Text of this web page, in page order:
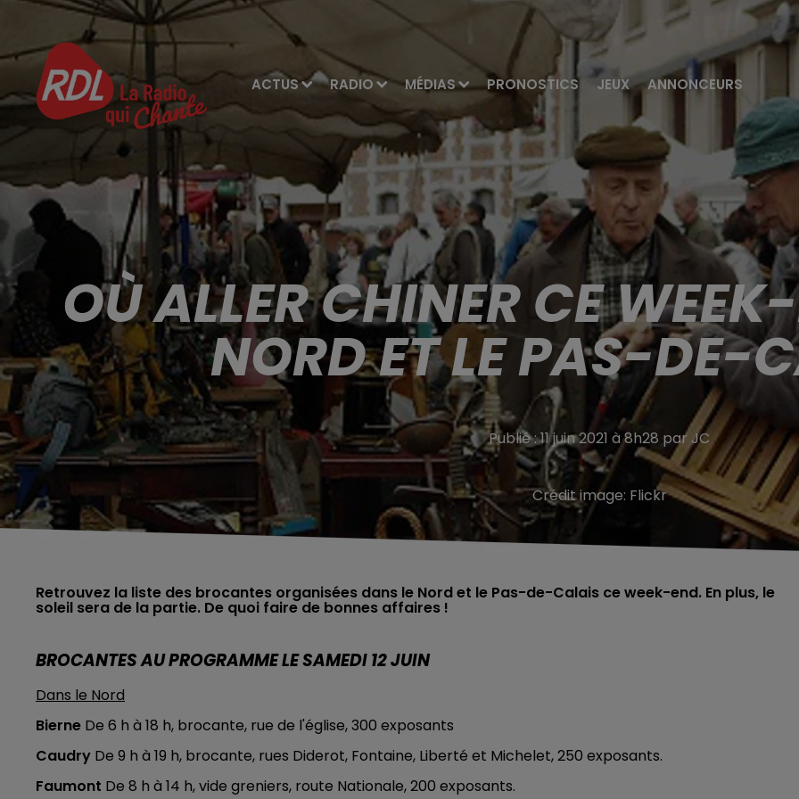
ACTUS RADIO MÉDIAS PRONOSTICS JEUX ANNONCEURS
OÙ ALLER CHINER CE
NORD ET LE PAS-DE-
Publié : 11 juin 2021 à 8h28 par JC
Crédit image: Flickr
Retrouvez la liste des brocantes organisées dans le Nord et le Pas-de-Calais ce week-end. En plus, le
soleil sera de la partie. De quoi faire de bonnes affaires !
BROCANTES AU PROGRAMME LE SAMEDI 12 JUIN
Dans le Nord
Bierne De 6 h à 18 h, brocante, rue de l'église, 300 exposants
Caudry De 9 h à 19 h, brocante, rues Diderot, Fontaine, Liberté et Michelet, 250 exposants.
Faumont De 8 h à 14 h, vide greniers, route Nationale, 200 exposants.